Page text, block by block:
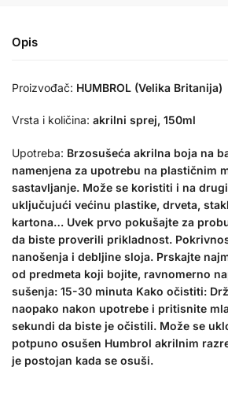
Opis
Proizvođač: HUMBROL (Velika Britanija)
Vrsta i količina: akrilni sprej, 150ml
Upotreba: Brzosušeća akrilna boja na
namenjena za upotrebu na plastičnim
sastavljanje. Može se koristiti i na
uključujući većinu plastike, drveta,
kartona… Uvek prvo pokušajte za
da biste proverili prikladnost.
nanošenja i debljine sloja. Prskajte
od predmeta koji bojite, ravnomerno
sušenja: 15-30 minuta Kako očistiti:
naopako nakon upotrebe i pritisnite
sekundi da biste je očistili. Može se
potpuno osušen Humbrol akrilnim
je postojan kada se osuši.